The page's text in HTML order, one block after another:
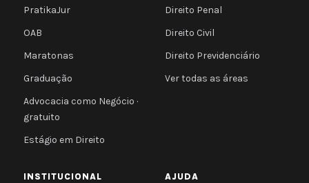
PratikaJur
OAB
Maratonas
Graduação
Advocacia como Negócio ·
gratuito
Estágio em Direito
Direito Penal
Direito Civil
Direito Previdenciário
Ver todas as áreas
INSTITUCIONAL AJUDA